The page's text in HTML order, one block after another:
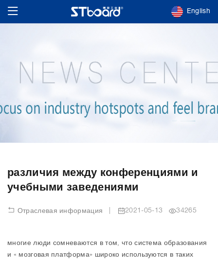
English
различия между конференциями и
учебными заведениями
Отраслевая информация 2021-05-13 34265
многие люди сомневаются в том, что система образования
и « мозговая платформа» широко используются в таких